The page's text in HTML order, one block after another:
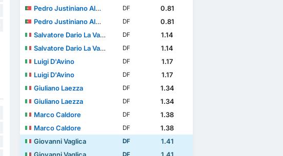
Pedro Justiniano Almeida Gomes
DF
0.81
Pedro Justiniano Almeida Gomes
DF
0.81
Salvatore Dario La Vardera
DF
1.14
Salvatore Dario La Vardera
DF
1.14
Luigi D'Avino
DF
1.17
Luigi D'Avino
DF
1.17
Giuliano Laezza
DF
1.34
Giuliano Laezza
DF
1.34
Marco Caldore
DF
1.38
Marco Caldore
DF
1.38
Giovanni Vaglica
DF
1.41